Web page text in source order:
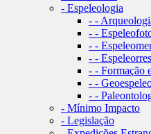
- Espeleologia
- -
- -
- -
- -
- - Formação
- -
- -
- Mínimo Impacto
- Legislação